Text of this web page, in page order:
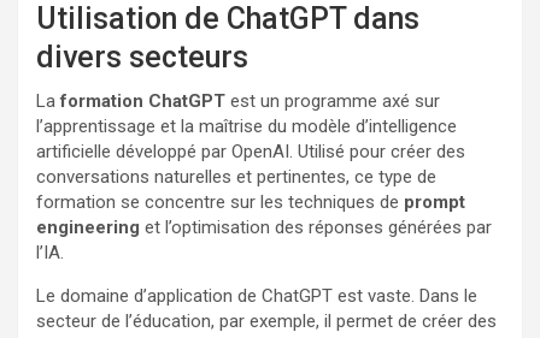
Utilisation de ChatGPT dans
divers secteurs
Laformation ChatGPT est un programme axé sur
l’apprentissage et la maîtrise du modèle d’intelligence
artificielle développé par OpenAI. Utilisé pour créer des
conversations naturelles et pertinentes, ce type de
formation se concentre sur les techniques de prompt
engineering et l’optimisation des réponses générées par
l’IA.
Le domaine d’application de ChatGPT est vaste. Dans le
secteur de l’éducation, par exemple, il permet de créer des